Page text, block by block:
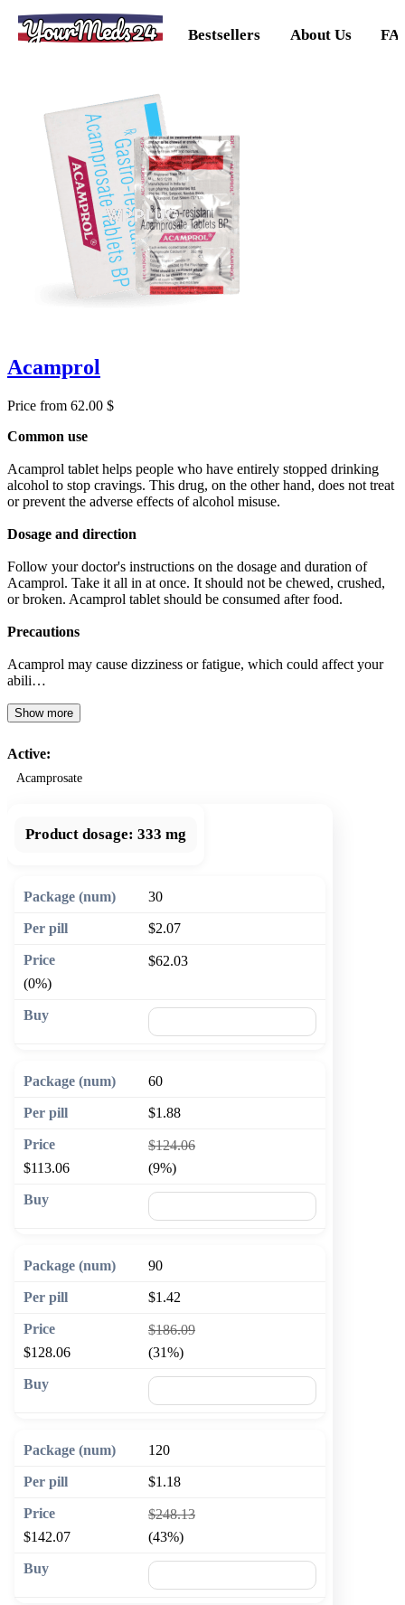
YourMeds24 Bestsellers About Us
Acamprol
Price from 62.00 $
Common use
Acamprol tablet helps people who have entirely stopped drinking
alcohol to stop cravings. This drug, on the other hand, does not treat
or prevent the adverse effects of alcohol misuse.
Dosage and direction
Follow your doctor's instructions on the dosage and duration of
Acamprol. Take it all in at once. It should not be chewed, crushed,
or broken. Acamprol tablet should be consumed after food.
Precautions
Acamprol may cause dizziness or fatigue, which could affect your
abili…
Show more
Active:
Acamprosate
Product dosage: 333 mg
30
$2.07
$62.03
(0%)
60
$1.88
$124.06
$113.06
(9%)
90
$1.42
$186.09
$128.06
(31%)
120
$1.18
$248.13
$142.07
(43%)